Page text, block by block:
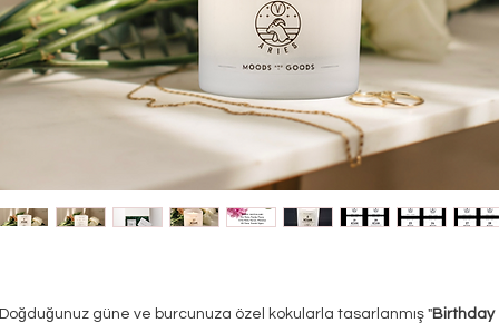
Doğduğunuz güne ve burcunuza özel kokularla tasarlanmış "Birthday